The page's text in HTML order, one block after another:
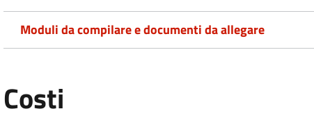
Moduli da compilare e documenti da allegare
Costi